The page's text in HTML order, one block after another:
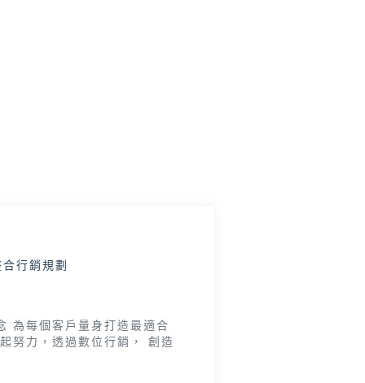
行銷規劃
為每個客戶量身打造最適合
努力，透過數位行銷， 創造